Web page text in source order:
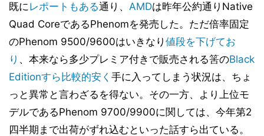
その他色々
SSE128の搭載
Independent DRAM Controller (1)
Independent DRAM Controller (2)
17 Independent DRAM Controller (3)
既にレポートもある通り、 AMDは昨年公約通りNative
Quad CoreであるPhenomを発売した。ただ倍率固定
のPhenom 9500/9600はいきなり 値段を下げてお
り 、本来なら多少プレミア付きで販売される筈のBlack
Editionすら比較的安く 手に入ってしまう状況は、ちょ
っと異常と言わざるを得ない。その一方、より上位モ
デルであるPhenom 9700/9900に関しては、今年第2
四半期まで出荷がずれ込むといった話すら出ている。